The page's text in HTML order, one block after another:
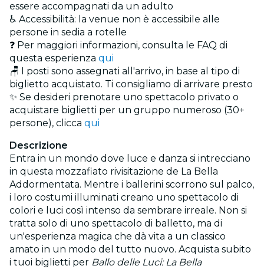
essere accompagnati da un adulto
♿ Accessibilità: la venue non è accessibile alle
persone in sedia a rotelle
❓ Per maggiori informazioni, consulta le FAQ di
questa esperienza qui
🪑 I posti sono assegnati all'arrivo, in base al tipo di
biglietto acquistato. Ti consigliamo di arrivare presto
✨ Se desideri prenotare uno spettacolo privato o
acquistare biglietti per un gruppo numeroso (30+
persone), clicca qui
Descrizione
Entra in un mondo dove luce e danza si intrecciano
in questa mozzafiato rivisitazione de La Bella
Addormentata. Mentre i ballerini scorrono sul palco,
i loro costumi illuminati creano uno spettacolo di
colori e luci così intenso da sembrare irreale. Non si
tratta solo di uno spettacolo di balletto, ma di
un'esperienza magica che dà vita a un classico
amato in un modo del tutto nuovo. Acquista subito
i tuoi biglietti per Ballo delle Luci: La Bella